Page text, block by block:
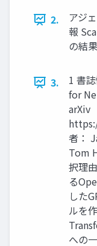
2.
アジ
報
の結
3.
1 書
for
arXiv
者：
Tom
択理
る
した
ルを
への